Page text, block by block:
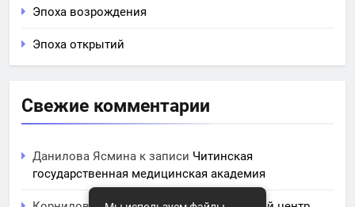
Эпоха возрождения
Эпоха открытий
Свежие комментарии
Данилова Ясмина к записи Читинская
государственная медицинская академия